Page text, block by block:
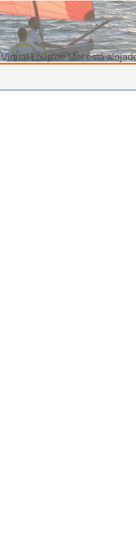
Virtual Loup de Mer está